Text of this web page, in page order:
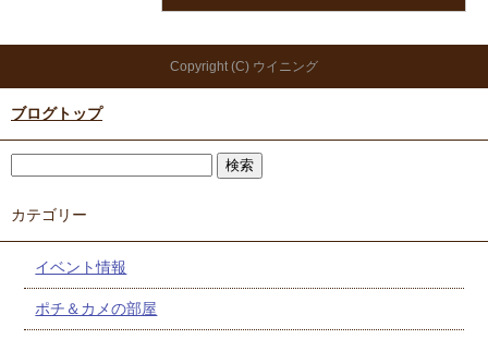
Copyright (C) ウイニング
ブログトップ
カテゴリー
イベント情報
ポチ＆カメの部屋